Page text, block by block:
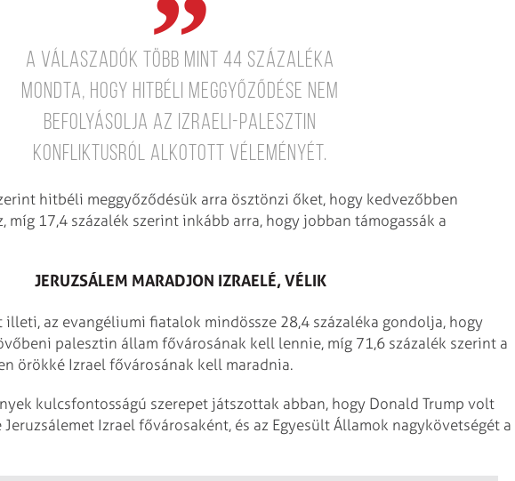
A válaszadók több mint 44 százaléka
mondta, hogy hitbéli meggyőződése nem
befolyásolja az izraeli-palesztin
konfliktusról alkotott véleményét.
hitbéli meggyőződésük arra ösztönzi őket, hogy kedvezőbben
míg 17,4 százalék szerint inkább arra, hogy jobban támogassák a
JERUZSÁLEM MARADJON IZRAELÉ, VÉLIK
illeti, az evangéliumi fiatalok mindössze 28,4 százaléka gondolja, hogy
palesztin állam fővárosának kell lennie, míg 71,6 százalék szerint a
örökké Izrael fővárosának kell maradnia.
kulcsfontosságú szerepet játszottak abban, hogy Donald Trump volt
Izrael fővárosaként, és az Egyesült Államok nagykövetségét a